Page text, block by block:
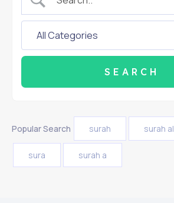
Popular Search surah surah al
sura surah a